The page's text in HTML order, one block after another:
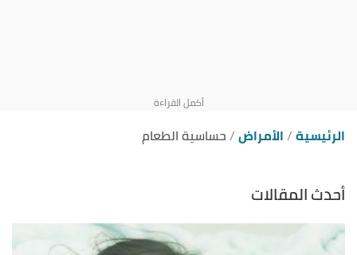
الرئيسية الأمراض حساسية الطعام
أحدث المقالات